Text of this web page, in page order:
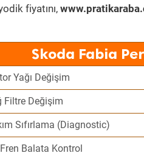
fiyatını,
Skoda Fabia
Yağı Değişim
Filtre Değişim
Sıfırlama (Diagnostic)
Balata Kontrol